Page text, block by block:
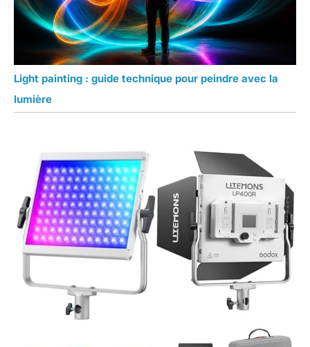
Light painting : guide technique pour peindre avec la
lumière